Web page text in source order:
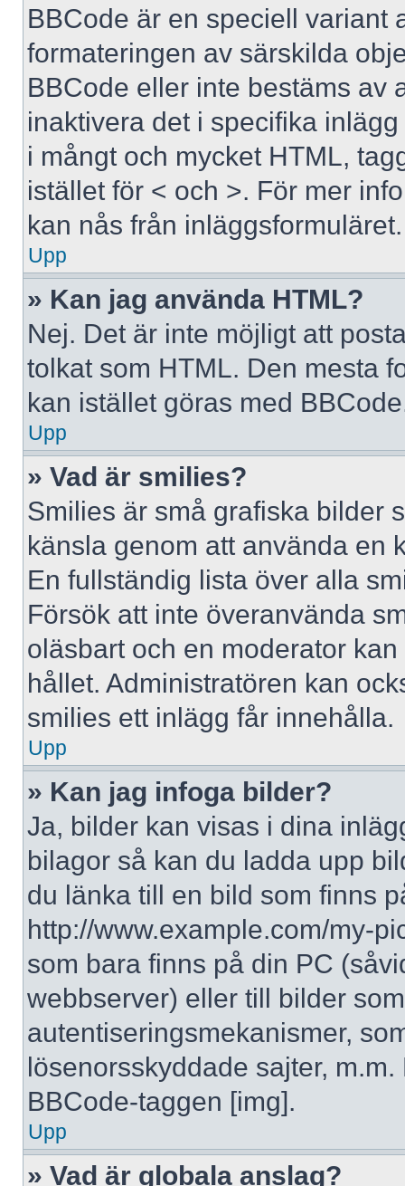
BBCode är en speciell variant
formateringen av särskilda
BBCode eller inte bestäms av
inaktivera det i specifika
i mångt och mycket HTML,
istället för < och >. För mer
kan nås från inläggsformuläret.
Upp
» Kan jag använda HTML?
Nej. Det är inte möjligt att
tolkat som HTML. Den mesta
kan istället göras med
Upp
» Vad är smilies?
Smilies är små grafiska bilder
känsla genom att använda en
En fullständig lista över alla
Försök att inte överanvända
oläsbart och en moderator
hållet. Administratören kan
smilies ett inlägg får innehålla.
Upp
» Kan jag infoga bilder?
Ja, bilder kan visas i dina
bilagor så kan du ladda upp
du länka till en bild som finns
http://www.example.com/my-
som bara finns på din PC
webbserver) eller till bilder
autentiseringsmekanismer,
lösenorsskyddade sajter,
BBCode-taggen [img].
Upp
» Vad är globala anslag?